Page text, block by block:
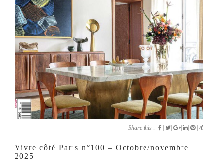
Share this : | | | | |
Vivre côté Paris n°100 – Octobre/novembre
2025